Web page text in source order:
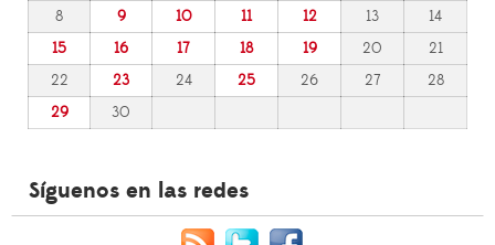
8
9 10 11 12 13
14
15
16 17 18 19 20
21
22
23 24 25 26 27
28
29
30
Síguenos en las redes